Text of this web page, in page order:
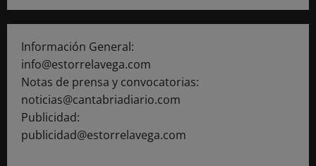
Información General:
info@estorrelavega.com
Notas de prensa y convocatorias:
noticias@cantabriadiario.com
Publicidad:
publicidad@estorrelavega.com